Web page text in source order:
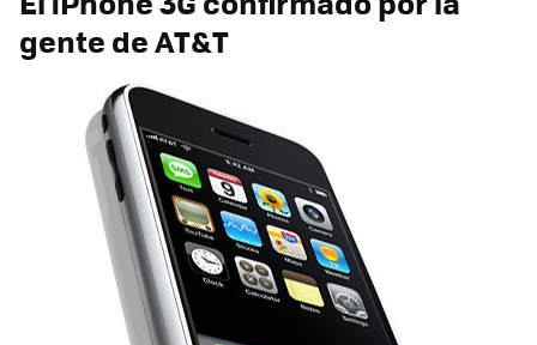
gente de AT&T